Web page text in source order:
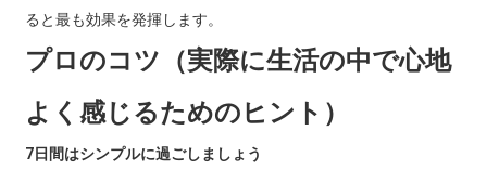
ると最も効果を発揮します。
プロのコツ（実際に生活の中で心地
よく感じるためのヒント）
7日間はシンプルに過ごしましょう